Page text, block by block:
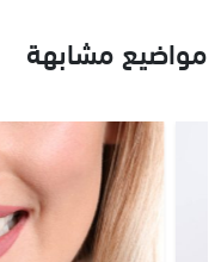
مواضيع مشابهة